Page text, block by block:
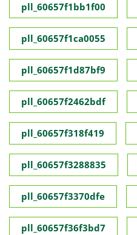
pll_60657f1bb1f00
pll_60657f1ca0055
pll_60657f1d87bf9
pll_60657f2462bdf
pll_60657f318f419
pll_60657f3288835
pll_60657f3370dfe
pll_60657f36f3bd7